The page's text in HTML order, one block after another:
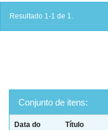
Resultado 1-1 de 1.
Conjunto de itens:
Data do
Título